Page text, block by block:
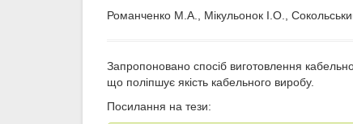
Романченко М.А., Мікульонок І.О.,
Запропоновано спосіб виготовлення
що поліпшує якість кабельного виробу.
Посилання на тези: